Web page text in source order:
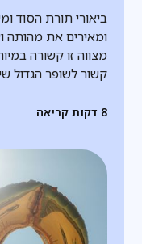
ביאורי תורת הסוד
ומאירים את מהותה
מצווה זו קשורה
קשור לשופר הגדול
8 דקות קריאה